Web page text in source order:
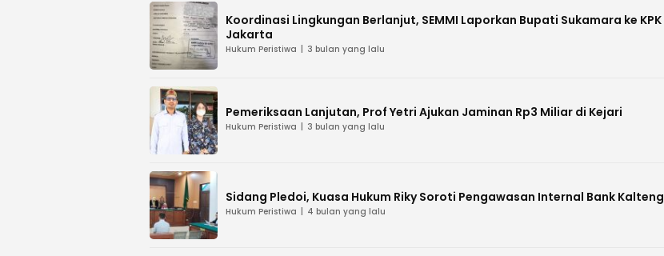
Koordinasi Lingkungan Berlanjut, SEMMI Laporkan Bupati Sukamara ke KPK
Jakarta
Hukum Peristiwa 3 bulan yang lalu
Pemeriksaan Lanjutan, Prof Yetri Ajukan Jaminan Rp3 Miliar di Kejari
Hukum Peristiwa 3 bulan yang lalu
Sidang Pledoi, Kuasa Hukum Riky Soroti Pengawasan Internal Bank Kalteng
Hukum Peristiwa 4 bulan yang lalu